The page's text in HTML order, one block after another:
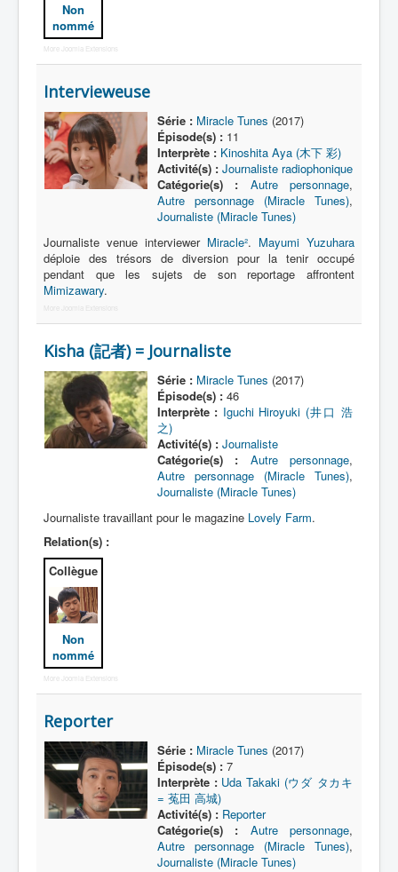
Autre
Déguisements
[]
Tous
Acteur
Animateur
Chanteur
Cible
Coach
Commerçant
Enfant
Enseignant
Groupe
Humoriste
Journaliste
Médecin
Parent
Réalisateur
Scientifique
Victime
Autre
Non
nommé
More Joomla Extensions
Intervieweuse
Série : Miracle Tunes (2017)
Épisode(s) :11
Interprète : Kinoshita Aya (木下 彩)
Activité(s) : Journaliste radiophonique
Catégorie(s) :
Autre personnage,
Autre personnage (Miracle Tunes),
Journaliste (Miracle Tunes)
Journaliste venue interviewer Miracle². Mayumi Yuzuhara
déploie des trésors de diversion pour la tenir occupé
pendant que les sujets de son reportage affrontent
Mimizawary.
More Joomla Extensions
Kisha (記者) = Journaliste
Série : Miracle Tunes (2017)
Épisode(s) :46
Interprète : Iguchi Hiroyuki (井口 浩
之)
Activité(s) : Journaliste
Catégorie(s) :
Autre personnage,
Autre personnage (Miracle Tunes),
Journaliste (Miracle Tunes)
Journaliste travaillant pour le magazine Lovely Farm.
Relation(s) :
Collègue
Non
nommé
More Joomla Extensions
Reporter
Série : Miracle Tunes (2017)
Épisode(s) :7
Interprète : Uda Takaki (ウダ タカキ
= 菟田 高城)
Activité(s) : Reporter
Catégorie(s) :
Autre personnage,
Autre personnage (Miracle Tunes),
Journaliste (Miracle Tunes)